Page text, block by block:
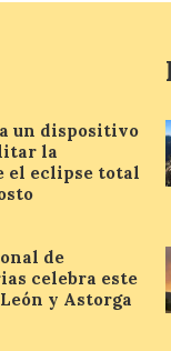
un dispositivo
la
el eclipse total
de
celebra este
y Astorga